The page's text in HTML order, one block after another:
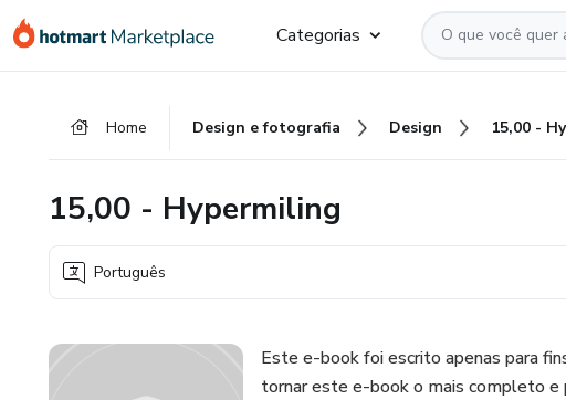
para
para
para
Categorias
Home Design e fotografia Design 15,00 -
15,00 - Hypermiling
Português
Este e-book foi escrito apenas para
tornar este e-book o mais completo e